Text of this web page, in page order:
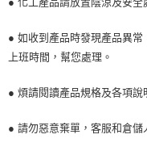
● 如收到產品時發現產品異
上班時間，幫您處理。
● 煩請閱讀產品規格及各項說
● 請勿惡意棄單，客服和倉儲